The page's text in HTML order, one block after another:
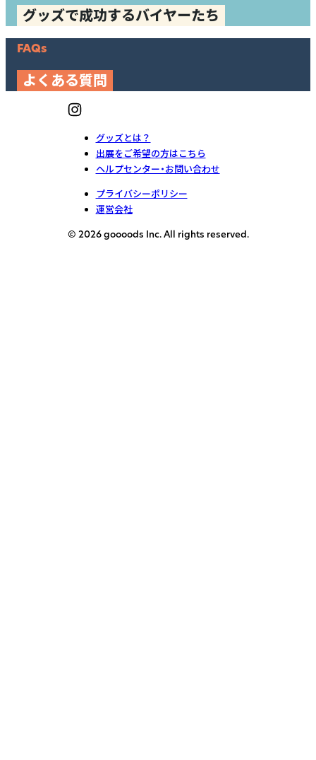
グッズで成功するバイヤーたち
FAQs
よくある質問
グッズとは？
出展をご希望の方はこちら
ヘルプセンター・お問い合わせ
プライバシーポリシー
運営会社
© 2026 goooods Inc. All rights reserved.